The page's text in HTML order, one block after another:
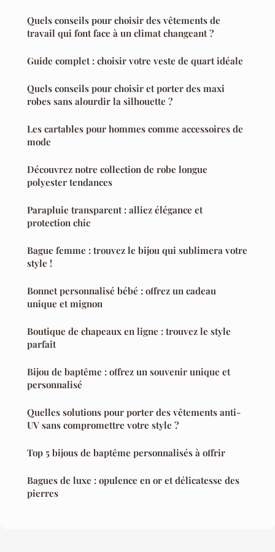
Quels conseils pour choisir des vêtements de
travail qui font face à un climat changeant ?
Guide complet : choisir votre veste de quart idéale
Quels conseils pour choisir et porter des maxi
robes sans alourdir la silhouette ?
Les cartables pour hommes comme accessoires de
mode
Découvrez notre collection de robe longue
polyester tendances
Parapluie transparent : alliez élégance et
protection chic
Bague femme : trouvez le bijou qui sublimera votre
style !
Bonnet personnalisé bébé : offrez un cadeau
unique et mignon
Boutique de chapeaux en ligne : trouvez le style
parfait
Bijou de baptême : offrez un souvenir unique et
personnalisé
Quelles solutions pour porter des vêtements anti-
UV sans compromettre votre style ?
Top 5 bijous de baptême personnalisés à offrir
Bagues de luxe : opulence en or et délicatesse des
pierres